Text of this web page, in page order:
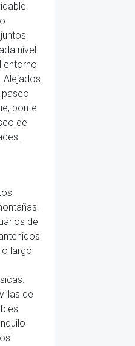
nivel
entorno
Alejados
paseo
ponte
de
de
largo
de